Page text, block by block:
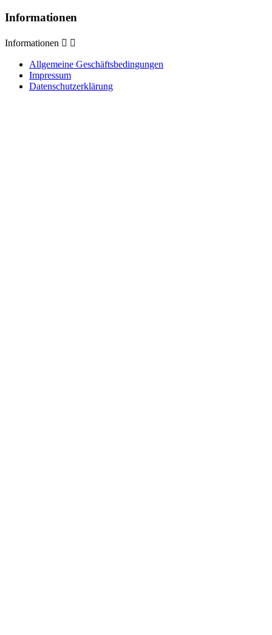
Informationen
Informationen  
Allgemeine Geschäftsbedingungen
Impressum
Datenschutzerklärung